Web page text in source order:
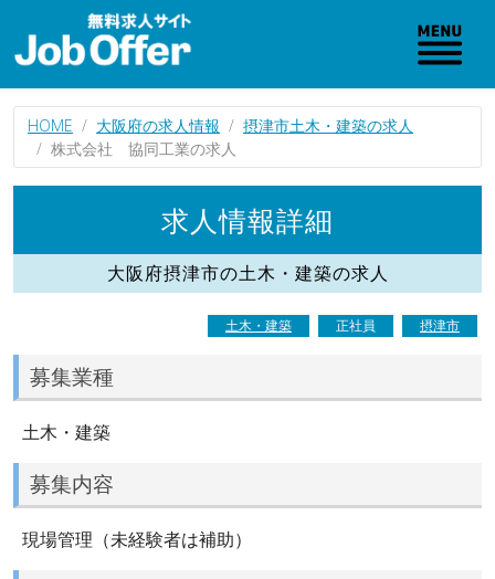
HOME 大阪府の求人情報
摂津市土木・建築の求人
株式会社 協同工業の求人
求人情報詳細
大阪府摂津市の土木・建築の求人
土木・建築 正社員 摂津市
募集業種
土木・建築
募集内容
現場管理（未経験者は補助）